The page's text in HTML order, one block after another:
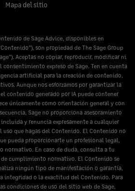
Mapa del sitio
de Sage Advice, disponibles en
son propiedad de The Sage Group
Aceptas no copiar, reproducir, modificar ni
expreso de Sage. Ten en cuenta
artificial para la creación de contenido,
Aunque nos esforzamos por garantizar la
contenido generado por IA puede contener
únicamente como orientación general y con
Sage no proporciona asesoramiento
y renuncia expresamente a cualquier
uso que hagas del Contenido. El Contenido no
pueda proporcionarte un profesional legal,
normativo. En caso de duda, consulta a tu
cumplimiento normativo. El Contenido se
ningún tipo de manifestación o garantía,
integridad o la exactitud del Contenido. Para
condiciones de uso del sitio web de Sage,